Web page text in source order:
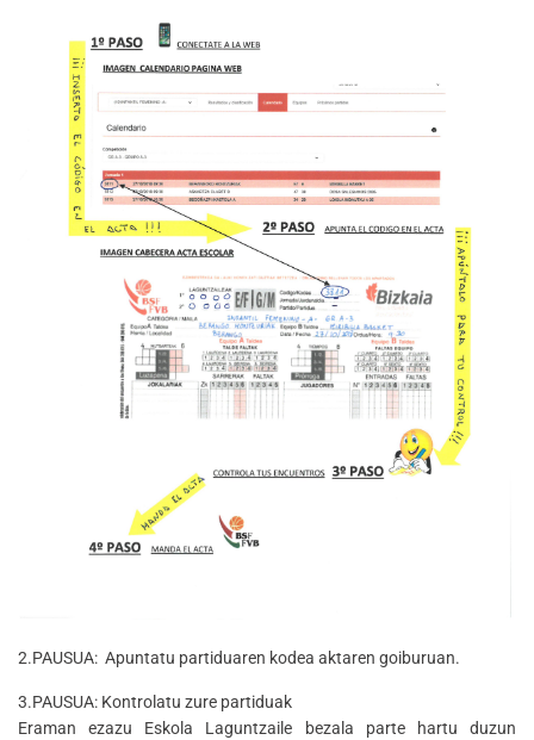
2.PAUSUA: Apuntatu partiduaren kodea aktaren goiburuan.
3.PAUSUA: Kontrolatu zure partiduak
Eraman ezazu Eskola Laguntzaile bezala parte hartu duzun